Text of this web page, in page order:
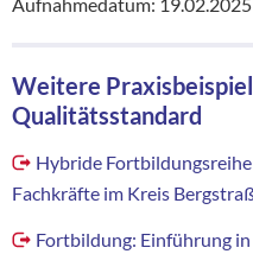
Weitere
Qualitätsstandard
Hybride
Fachkräfte im Kreis
Fortbildung: Einführung